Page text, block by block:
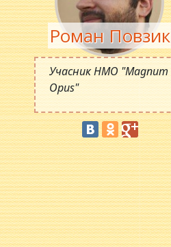
Роман Повзик
Учасник НМО "Magnum
Opus"